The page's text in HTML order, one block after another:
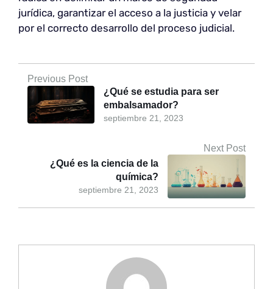
jurídica, garantizar el acceso a la justicia y velar
por el correcto desarrollo del proceso judicial.
Previous Post
septiembre 21, 2023
¿Qué se estudia para ser
embalsamador?
Next Post
septiembre 21, 2023
¿Qué es la ciencia de la
química?